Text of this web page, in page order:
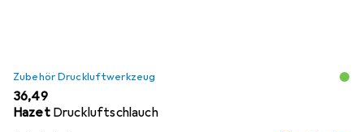
Zubehör Druckluftwerkzeug
EUR
36,49
Hazet Druckluftschlauch